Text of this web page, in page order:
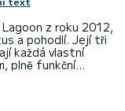
z roku 2012,
a pohodlí. Její tři
každá vlastní
plně funkční
posezením a